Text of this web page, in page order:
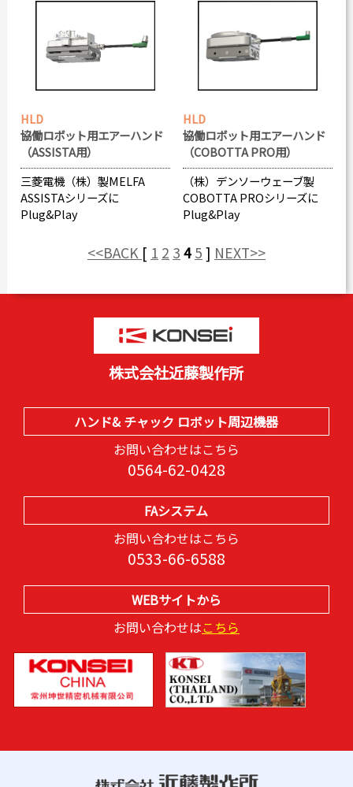
HLD
協働ロボット用エアーハンド
（ASSISTA用）
三菱電機（株）製MELFA
ASSISTAシリーズに
Plug&Play
HLD
協働ロボット用エアーハンド
（COBOTTA PRO用）
（株）デンソーウェーブ製
COBOTTA PROシリーズに
Plug&Play
<<BACK [ 1 2 3 4 5 ] NEXT>>
株式会社近藤製作所
ハンド& チャック ロボット周辺機器
お問い合わせはこちら
0564-62-0428
FAシステム
お問い合わせはこちら
0533-66-6588
WEBサイトから
お問い合わせはこちら